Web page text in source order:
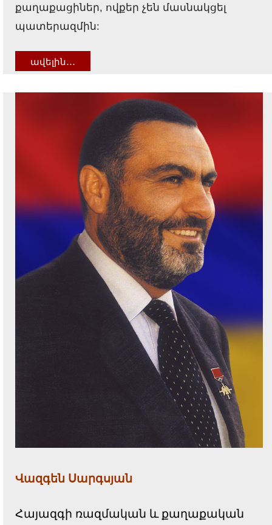
քաղաքացիներ, ովքեր չեն մասնակցել
պատերազմին:
ավելին․․․
Վազգեն Սարգսյան
Հայազգի ռազմական և քաղաքական